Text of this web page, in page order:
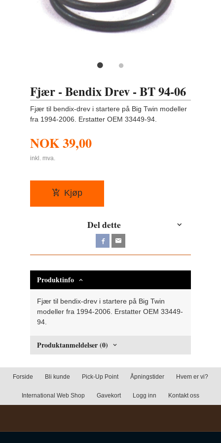
Fjær - Bendix Drev - BT 94-06
Fjær til bendix-drev i startere på Big Twin modeller
fra 1994-2006. Erstatter OEM 33449-94.
NOK39,00
inkl. mva.
Kjøp
Del dette
Produktinfo
Fjær til bendix-drev i startere på Big Twin
modeller fra 1994-2006. Erstatter OEM 33449-
94.
Produktanmeldelser (0)
Forside Bli kunde Pick-Up Point Åpningstider Hvem er vi?
International Web Shop Gavekort Logg inn Kontakt oss